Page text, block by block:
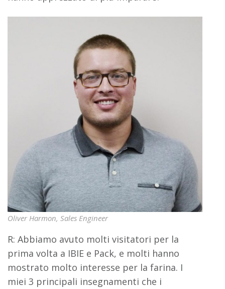
Oliver Harmon, Sales Engineer
R: Abbiamo avuto molti visitatori per la
prima volta a IBIE e Pack, e molti hanno
mostrato molto interesse per la farina. I
miei 3 principali insegnamenti che i